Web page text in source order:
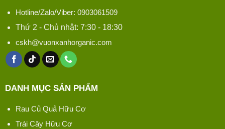
Hotline/Zalo/Viber: 0903061509
Thứ 2 - Chủ nhật: 7:30 - 18:30
cskh@vuonxanhorganic.com
DANH MỤC SẢN PHẨM
Rau Củ Quả Hữu Cơ
Trái Cây Hữu Cơ